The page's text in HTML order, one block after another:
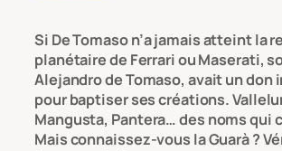
Si De Tomaso n’a jamais atteint la
planétaire de Ferrari ou Maserati,
Alejandro de Tomaso, avait un don
pour baptiser ses créations.
Mangusta, Pantera… des noms qui
Mais connaissez-vous la Guarà ?